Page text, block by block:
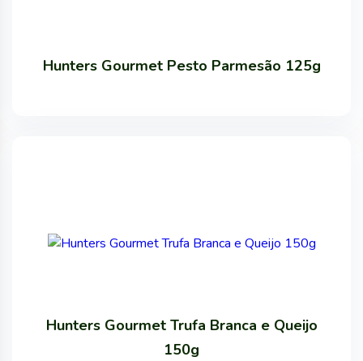
Hunters Gourmet Pesto Parmesão 125g
Hunters Gourmet Trufa Branca e Queijo
150g